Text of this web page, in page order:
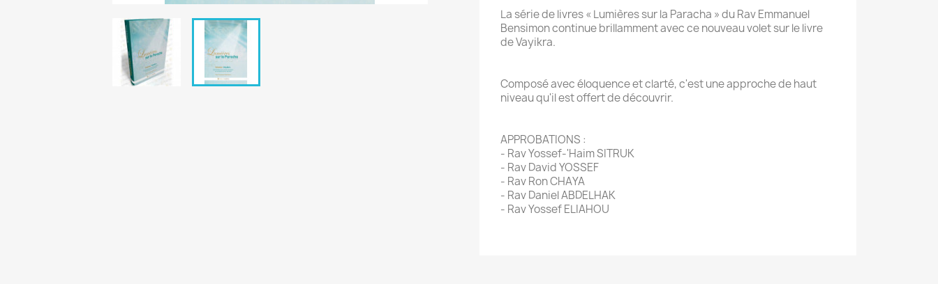
La série de livres « Lumières sur la Paracha » du Rav Emmanuel
Bensimon continue brillamment avec ce nouveau volet sur le livre
de Vayikra.
Composé avec éloquence et clarté, c'est une approche de haut
niveau qu'il est offert de découvrir.
APPROBATIONS :
- Rav Yossef-'Haim SITRUK
- Rav David YOSSEF
- Rav Ron CHAYA
- Rav Daniel ABDELHAK
- Rav Yossef ELIAHOU